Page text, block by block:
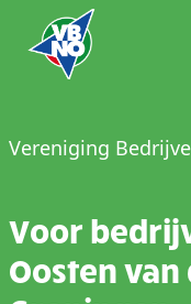
Skip to content
Vereniging
Voor
Oosten